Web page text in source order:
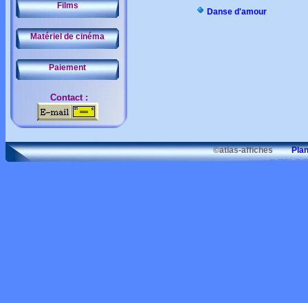
Films
Matériel de cinéma
Paiement
Contact :
Danse d'amour
©atlas-affiches Plan